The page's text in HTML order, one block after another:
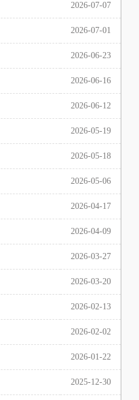
2026-07-07
2026-07-01
2026-06-23
2026-06-16
2026-06-12
2026-05-19
2026-05-18
2026-05-06
2026-04-17
2026-04-09
2026-03-27
2026-03-20
2026-02-13
2026-02-02
2026-01-22
2025-12-30